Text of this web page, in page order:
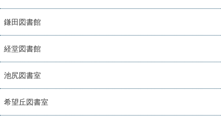
鎌田図書館
経堂図書館
池尻図書室
希望丘図書室